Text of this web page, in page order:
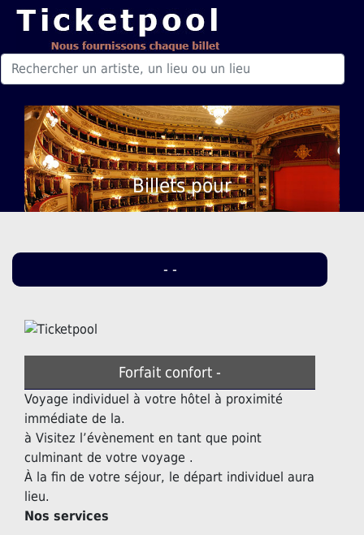
Billets pour
- -
Forfait confort -
Voyage individuel à votre hôtel à proximité
immédiate de la.
à Visitez l’évènement en tant que point
culminant de votre voyage .
À la fin de votre séjour, le départ individuel aura
lieu.
Nos services